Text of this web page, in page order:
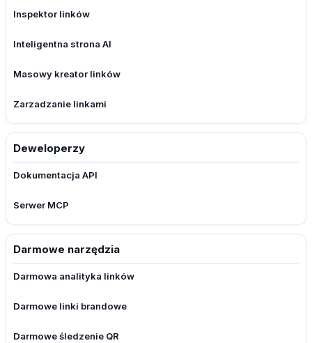
Inspektor linków
Inteligentna strona AI
Masowy kreator linków
Zarzadzanie linkami
Deweloperzy
Dokumentacja API
Serwer MCP
Darmowe narzędzia
Darmowa analityka linków
Darmowe linki brandowe
Darmowe śledzenie QR